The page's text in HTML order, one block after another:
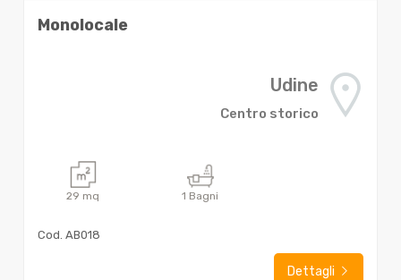
Monolocale
Udine
Centro storico
29 mq 1 Bagni
Cod. AB018
Dettagli